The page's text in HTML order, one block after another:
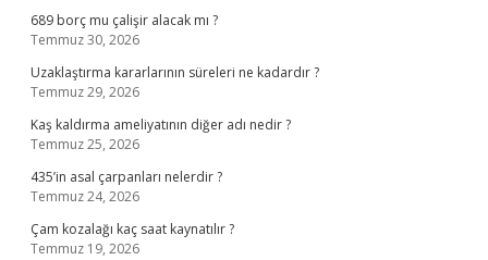
689 borç mu çalişir alacak mı ?
Temmuz 30, 2026
Uzaklaştırma kararlarının süreleri ne kadardır ?
Temmuz 29, 2026
Kaş kaldırma ameliyatının diğer adı nedir ?
Temmuz 25, 2026
435’in asal çarpanları nelerdir ?
Temmuz 24, 2026
Çam kozalağı kaç saat kaynatılır ?
Temmuz 19, 2026